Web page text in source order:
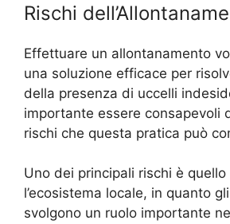
Rischi
Effettuare un allontanamento
una soluzione efficace per
della presenza di uccelli
importante essere consapevoli
rischi che questa pratica può
Uno dei principali rischi è
l’ecosistema locale, in quanto
svolgono un ruolo importante